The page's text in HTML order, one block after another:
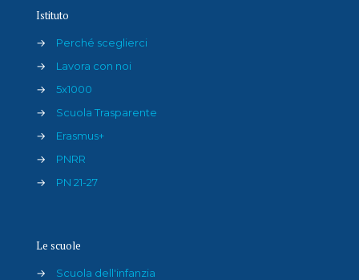
Istituto
→
Perché sceglierci
→
Lavora con noi
→
5x1000
→
Scuola Trasparente
→
Erasmus+
→
PNRR
→
PN 21-27
Le scuole
→
Scuola dell'infanzia